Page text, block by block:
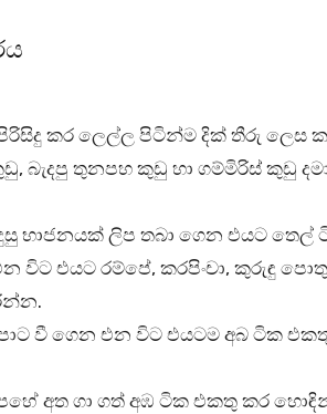
කර ලෙල්ල පිටින්ම දික් තීරු ලෙස
බැදපු තුනපහ කුඩු හා ගම්මිරිස් කුඩු
භාජනයක් ලිප තබා ගෙන එයට තෙල්
විට එයට රම්පේ, කරපිංචා, කුරුඳු
වී ගෙන එන විට එයටම අබ ටික
අත ගා ගත් අඹ ටික එකතු කර